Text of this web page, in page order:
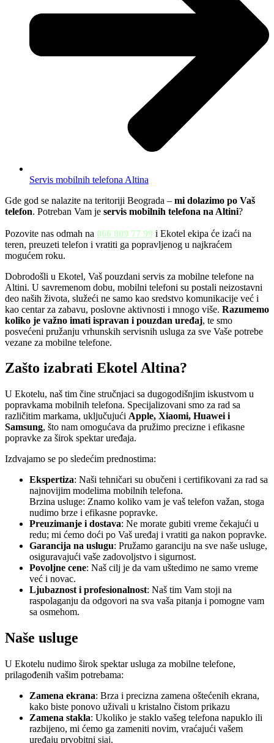
Servis mobilnih telefona Altina
Gde god se nalazite na teritoriji Beograda – mi dolazimo po Vaš
telefon. Potreban Vam je servis mobilnih telefona na Altini?
Pozovite nas odmah na 066 809 77 99 i Ekotel ekipa će izaći na
teren, preuzeti telefon i vratiti ga popravljenog u najkraćem
mogućem roku.
Dobrodošli u Ekotel, Vaš pouzdani servis za mobilne telefone na
Altini. U savremenom dobu, mobilni telefoni su postali neizostavni
deo naših života, služeći ne samo kao sredstvo komunikacije već i
kao centar za zabavu, poslovne aktivnosti i mnogo više. Razumemo
koliko je važno imati ispravan i pouzdan uređaj, te smo
posvećeni pružanju vrhunskih servisnih usluga za sve Vaše potrebe
vezane za mobilne telefone.
Zašto izabrati Ekotel Altina?
U Ekotelu, naš tim čine stručnjaci sa dugogodišnjim iskustvom u
popravkama mobilnih telefona. Specijalizovani smo za rad sa
različitim markama, uključujući Apple, Xiaomi, Huawei i
Samsung, što nam omogućava da pružimo precizne i efikasne
popravke za širok spektar uređaja.
Izdvajamo se po sledećim prednostima:
Ekspertiza: Naši tehničari su obučeni i certifikovani za rad sa
najnovijim modelima mobilnih telefona.
Brzina usluge: Znamo koliko vam je vaš telefon važan, stoga
nudimo brze i efikasne popravke.
Preuzimanje i dostava: Ne morate gubiti vreme čekajući u
redu; mi ćemo doći po Vaš uređaj i vratiti ga nakon popravke.
Garancija na uslugu: Pružamo garanciju na sve naše usluge,
osiguravajući vaše zadovoljstvo i sigurnost.
Povoljne cene: Naš cilj je da vam uštedimo ne samo vreme
već i novac.
Ljubaznost i profesionalnost: Naš tim Vam stoji na
raspolaganju da odgovori na sva vaša pitanja i pomogne vam
sa osmehom.
Naše usluge
U Ekotelu nudimo širok spektar usluga za mobilne telefone,
prilagođenih vašim potrebama:
Zamena ekrana: Brza i precizna zamena oštećenih ekrana,
kako biste ponovo uživali u kristalno čistom prikazu
Zamena stakla: Ukoliko je staklo vašeg telefona napuklo ili
razbijeno, mi ćemo ga zameniti novim, vraćajući vašem
uređaju prvobitni sjaj.